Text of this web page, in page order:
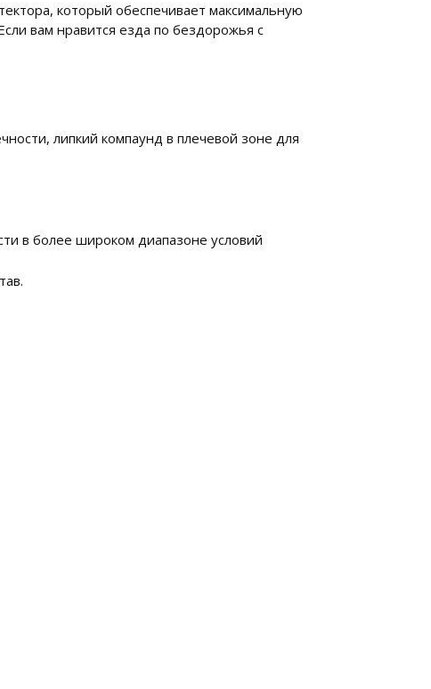
который обеспечивает максимальную
вам нравится езда по бездорожья с
липкий компаунд в плечевой зоне для
в более широком диапазоне условий